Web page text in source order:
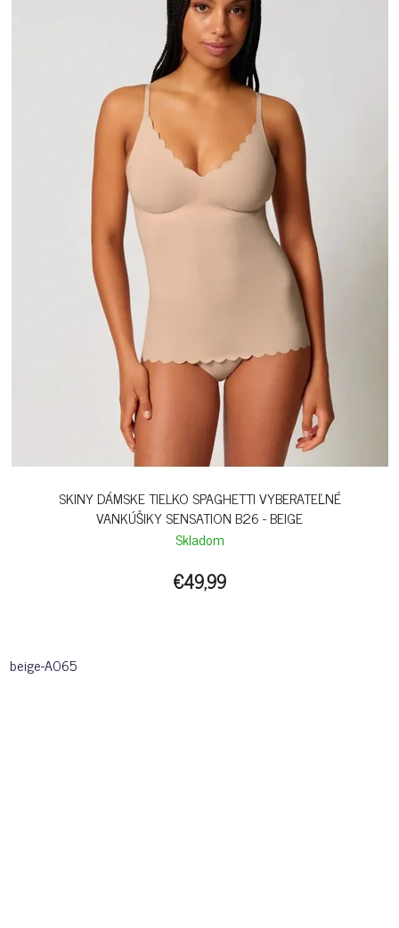
SKINY DÁMSKE TIELKO SPAGHETTI VYBERATEĽNÉ
VANKÚŠIKY SENSATION B26 - BEIGE
Skladom
€49,99
beige-A065